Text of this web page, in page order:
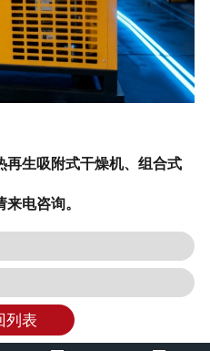
再生吸附式干燥机、组合式
电咨询。
列表